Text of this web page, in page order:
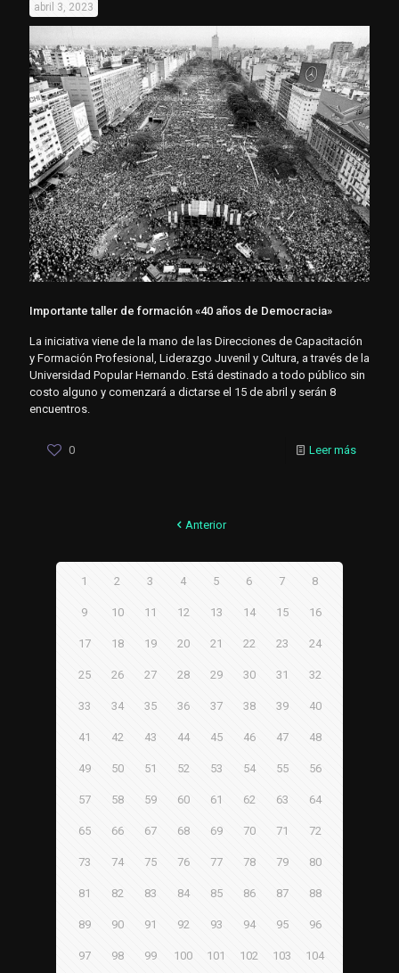
abril 3, 2023
Importante taller de formación «40 años de Democracia»
La iniciativa viene de la mano de las Direcciones de Capacitación
y Formación Profesional, Liderazgo Juvenil y Cultura, a través de la
Universidad Popular Hernando. Está destinado a todo público sin
costo alguno y comenzará a dictarse el 15 de abril y serán 8
encuentros.
0 Leer más
Anterior
1 2 3 4 5 6 7 8
9 10 11 12 13 14 15 16
17 18 19 20 21 22 23 24
25 26 27 28 29 30 31 32
33 34 35 36 37 38 39 40
41 42 43 44 45 46 47 48
49 50 51 52 53 54 55 56
57 58 59 60 61 62 63 64
65 66 67 68 69 70 71 72
73 74 75 76 77 78 79 80
81 82 83 84 85 86 87 88
89 90 91 92 93 94 95 96
97 98 99 100 101 102 103 104